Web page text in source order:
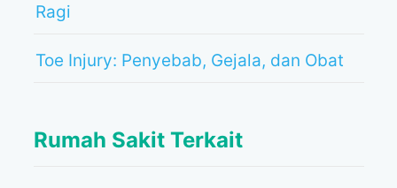
Ragi
Toe Injury: Penyebab, Gejala, dan Obat
Rumah Sakit Terkait